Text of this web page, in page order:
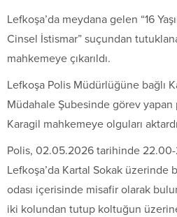
Lefkoşa’da meydana gelen “16
Cinsel İstismar” suçundan
mahkemeye çıkarıldı.
Lefkoşa Polis Müdürlüğüne bağlı
Müdahale Şubesinde görev
Karagil mahkemeye olguları
Polis, 02.05.2026 tarihinde 22.00-
Lefkoşa’da Kartal Sokak üzerinde
odası içerisinde misafir olarak
iki kolundan tutup koltuğun